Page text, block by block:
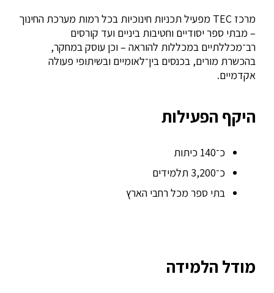
מרכז TEC מפעיל תכניות חינוכיות בכל רמות מערכת החינוך
– מבתי ספר יסודיים וחטיבות ביניים ועד קורסים
רב־מכללתיים במכללות להוראה – וכן עוסק במחקר,
בהכשרת מורים, בכנסים בין־לאומיים ובשיתופי פעולה
אקדמיים.
היקף הפעילות
כ־140 כיתות
כ־3,200 תלמידים
בתי ספר מכל רחבי הארץ
מודל הלמידה